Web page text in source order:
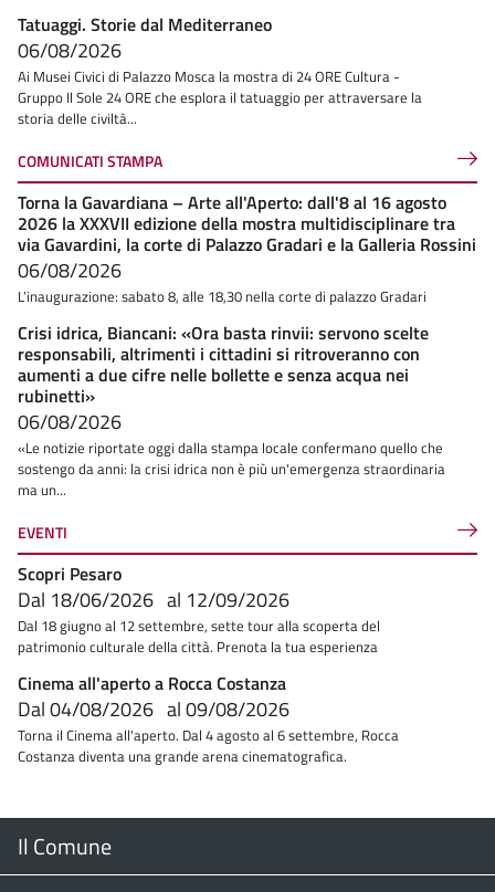
Tatuaggi. Storie dal Mediterraneo
06/08/2026
Ai Musei Civici di Palazzo Mosca la mostra di 24 ORE Cultura -
Gruppo Il Sole 24 ORE che esplora il tatuaggio per attraversare la
storia delle civiltà...
COMUNICATI STAMPA
Torna la Gavardiana – Arte all'Aperto: dall'8 al 16 agosto
2026 la XXXVII edizione della mostra multidisciplinare tra
via Gavardini, la corte di Palazzo Gradari e la Galleria Rossini
06/08/2026
L’inaugurazione: sabato 8, alle 18,30 nella corte di palazzo Gradari
Crisi idrica, Biancani: «Ora basta rinvii: servono scelte
responsabili, altrimenti i cittadini si ritroveranno con
aumenti a due cifre nelle bollette e senza acqua nei
rubinetti»
06/08/2026
«Le notizie riportate oggi dalla stampa locale confermano quello che
sostengo da anni: la crisi idrica non è più un'emergenza straordinaria
ma un...
EVENTI
Scopri Pesaro
Dal 18/06/2026 al 12/09/2026
Dal 18 giugno al 12 settembre, sette tour alla scoperta del
patrimonio culturale della città. Prenota la tua esperienza
Cinema all'aperto a Rocca Costanza
Dal04/08/2026 al09/08/2026
Torna il Cinema all'aperto. Dal 4 agosto al 6 settembre, Rocca
Costanza diventa una grande arena cinematografica.
Menu
Il Comune